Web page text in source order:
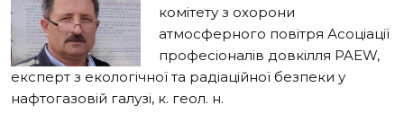
комітету з охорони
атмосферного повітря Асоціації
професіоналів довкілля PAEW,
експерт з екологічної та радіаційної безпеки у
нафтогазовій галузі, к. геол. н.